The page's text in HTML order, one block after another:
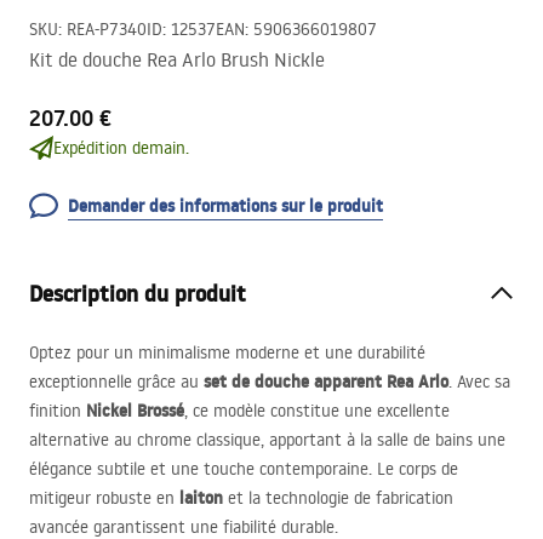
SKU: REA-P7340ID: 12537EAN: 5906366019807
Kit de douche Rea Arlo Brush Nickle
207.00 €
Expédition demain.
Demander des informations sur le produit
Description du produit
Optez pour un minimalisme moderne et une durabilité
exceptionnelle grâce au set de douche apparent Rea Arlo. Avec sa
finition Nickel Brossé, ce modèle constitue une excellente
alternative au chrome classique, apportant à la salle de bains une
élégance subtile et une touche contemporaine. Le corps de
mitigeur robuste en laiton et la technologie de fabrication
avancée garantissent une fiabilité durable.